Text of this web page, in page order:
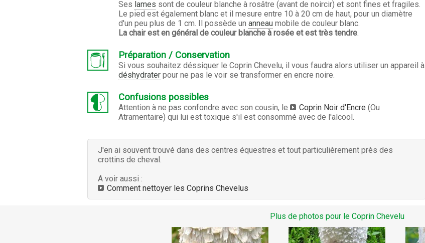
Ses lames sont de couleur blanche à rosâtre (avant de noircir) et sont fines et fragiles.
Le pied est également blanc et il mesure entre 10 à 20 cm de haut, pour un diamètre
d'un peu plus de 1 cm. Il possède un anneaumobile de couleur blanc.
La chair est en général de couleur blanche à rosée et est très tendre.
Préparation / Conservation
Si vous souhaitez déssiquer le Coprin Chevelu, il vous faudra alors utiliser un appareil à
déshydraterpour ne pas le voir se transformer en encre noire.
Confusions possibles
Attention à ne pas confondre avec son cousin, le Coprin Noir d'Encre (Ou
Atramentaire) qui lui est toxique s'il est consommé avec de l'alcool.
J'en ai souvent trouvé dans des centres équestres et tout particulièrement près des
crottins de cheval.
A voir aussi :
Comment nettoyer les Coprins Chevelus
Plus de photos pour le Coprin Chevelu